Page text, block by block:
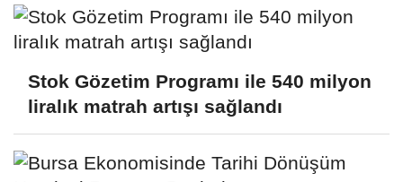
Stok Gözetim Programı ile 540 milyon
liralık matrah artışı sağlandı